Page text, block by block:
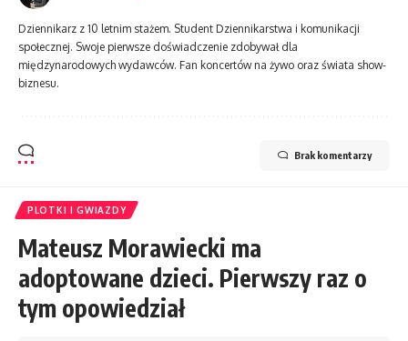
Dziennikarz z 10 letnim stażem. Student Dziennikarstwa i komunikacji
społecznej. Swoje pierwsze doświadczenie zdobywał dla
międzynarodowych wydawców. Fan koncertów na żywo oraz świata show-
biznesu.
Brak komentarzy
PLOTKI I GWIAZDY
Mateusz Morawiecki ma
adoptowane dzieci. Pierwszy raz o
tym opowiedział